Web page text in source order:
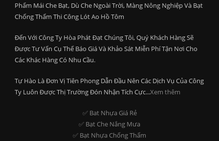
Phẩm Mái Che Bạt, Dù Che Ngoài Trời, Màng Nông Nghiệp Và Bạt
Chống Thấm Thi Công Lót Ao Hồ Tôm
Đến Với Công Ty Hòa Phát Đạt Chúng Tôi, Quý Khách Hàng Sẽ
Được Tư Vấn Cụ Thể Báo Giá Và Khảo Sát Miễn Phí Tận Nơi Cho
Các Khác Hàng Có Nhu Cầu.
Tự Hào Là Đơn Vị Tiên Phong Dẫn Đầu Nên Các Dịch Vụ Của Công
Ty Luôn Được Thị Trường Đón Nhận Tích Cực...Xem thêm
✅ Bat Nhựa Giá Rẻ
✅ Bạt Che Nắng Mưa
✅ Bạt Nhựa Chống Thấm